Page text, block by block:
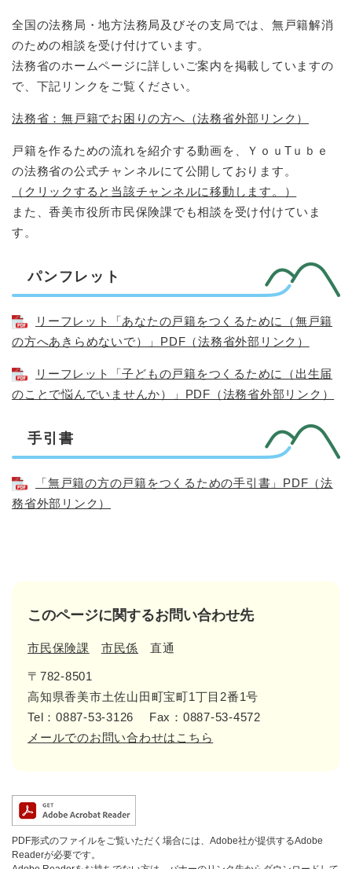
全国の法務局・地方法務局及びその支局では、無戸籍解消
のための相談を受け付けています。
法務省のホームページに詳しいご案内を掲載していますの
で、下記リンクをご覧ください。
法務省：無戸籍でお困りの方へ（法務省外部リンク）
戸籍を作るための流れを紹介する動画を、ＹｏｕTｕｂｅ
の法務省の公式チャンネルにて公開しております。
（クリックすると当該チャンネルに移動します。）
また、香美市役所市民保険課でも相談を受け付けていま
す。
パンフレット
リーフレット「あなたの戸籍をつくるために（無戸籍
の方へあきらめないで）」PDF（法務省外部リンク）
リーフレット「子どもの戸籍をつくるために（出生届
のことで悩んでいませんか）」PDF（法務省外部リンク）
手引書
「無戸籍の方の戸籍をつくるための手引書」PDF（法
務省外部リンク）
このページに関するお問い合わせ先
市民保険課 市民係 直通
〒782-8501
高知県香美市土佐山田町宝町1丁目2番1号
Tel：0887-53-3126
Fax：0887-53-4572
メールでのお問い合わせはこちら
PDF形式のファイルをご覧いただく場合には、Adobe社が提供するAdobe
Readerが必要です。